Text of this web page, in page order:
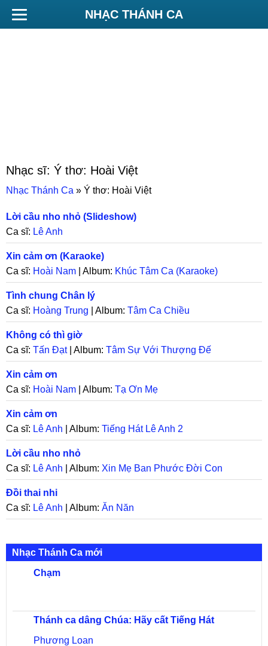
NHẠC THÁNH CA
Nhạc sĩ: Ý thơ: Hoài Việt
Nhạc Thánh Ca » Ý thơ: Hoài Việt
Lời cầu nho nhỏ (Slideshow)
Ca sĩ: Lê Anh
Xin cảm ơn (Karaoke)
Ca sĩ: Hoài Nam | Album: Khúc Tâm Ca (Karaoke)
Tình chung Chân lý
Ca sĩ: Hoàng Trung | Album: Tâm Ca Chiều
Không có thì giờ
Ca sĩ: Tấn Đạt| Album: Tâm Sự Với Thượng Đế
Xin cảm ơn
Ca sĩ: Hoài Nam | Album: Tạ Ơn Mẹ
Xin cảm ơn
Ca sĩ: Lê Anh | Album: Tiếng Hát Lê Anh 2
Lời cầu nho nhỏ
Ca sĩ: Lê Anh | Album: Xin Mẹ Ban Phước Đời Con
Đồi thai nhi
Ca sĩ: Lê Anh | Album: Ăn Năn
Nhạc Thánh Ca mới
Chạm
Thánh ca dâng Chúa: Hãy cất Tiếng Hát
Phương Loan